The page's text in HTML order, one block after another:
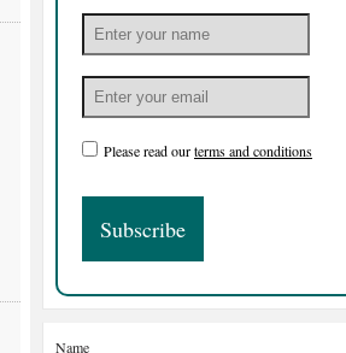
Please read ourterms and conditions
Name